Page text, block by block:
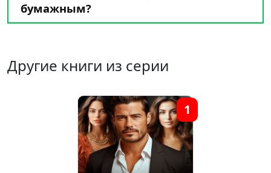
бумажным?
Другие книги из серии
1